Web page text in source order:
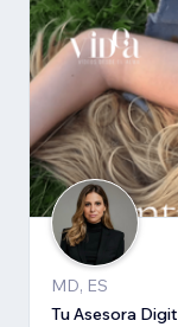
MD, ES
Tu Asesora